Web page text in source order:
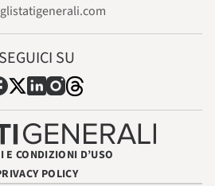
SEGUICI SU
E CONDIZIONI D’USO
POLICY